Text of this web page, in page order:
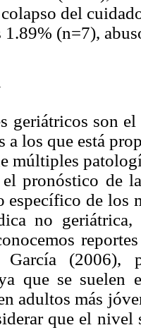
del
1.89% (n=7),
geriátricos son
a los que está
múltiples
pronóstico de
específico de los
no
(2006),
que se
adultos más
que el